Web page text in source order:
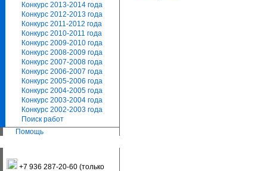
Конкурс 2013-2014 года
Конкурс 2012-2013 года
Конкурс 2011-2012 года
Конкурс 2010-2011 года
Конкурс 2009-2010 года
Конкурс 2008-2009 года
Конкурс 2007-2008 года
Конкурс 2006-2007 года
Конкурс 2005-2006 года
Конкурс 2004-2005 года
Конкурс 2003-2004 года
Конкурс 2002-2003 года
Поиск работ
Помощь
+7 936 287-20-60 (только